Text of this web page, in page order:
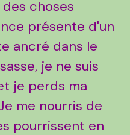
choses
présente d'un
ancré dans le
je ne suis
je perds ma
me nourris de
pourrissent en